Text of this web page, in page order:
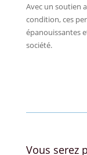
Avec un soutien
condition, ces
épanouissantes
société.
Vous serez